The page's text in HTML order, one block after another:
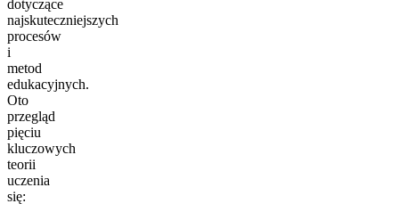
dotyczące
najskuteczniejszych
procesów
i
metod
edukacyjnych.
Oto
przegląd
pięciu
kluczowych
teorii
uczenia
się: